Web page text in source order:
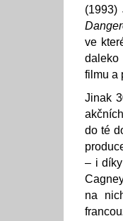
ve
daleko
filmu a
Jinak
do té
– i
na